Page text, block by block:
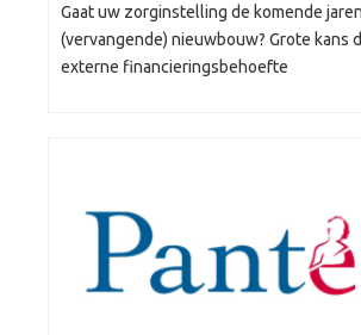
Gaat uw zorginstelling de komende
(vervangende) nieuwbouw? Grote kans
externe financieringsbehoefte